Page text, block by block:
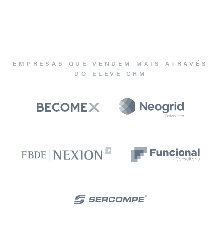
EMPRESAS QUE VENDEM MAIS ATRAVÉS
DO ELEVE CRM